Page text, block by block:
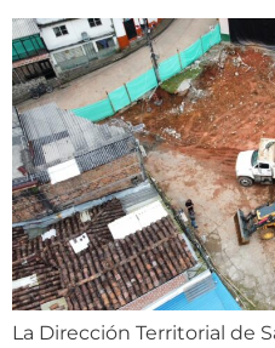
La Dirección Territorial de